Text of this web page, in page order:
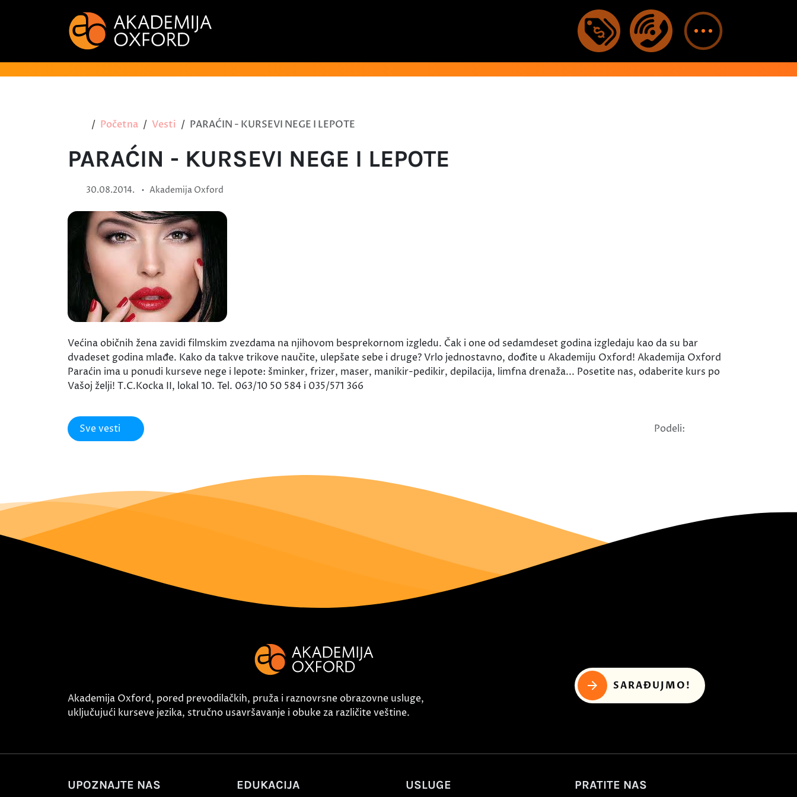
Početna Vesti PARAĆIN - KURSEVI NEGE I LEPOTE
PARAĆIN - KURSEVI NEGE I LEPOTE
30.08.2014. • Akademija Oxford
Većina običnih žena zavidi filmskim zvezdama na njihovom besprekornom izgledu. Čak i one od sedamdeset godina izgledaju kao da su bar
dvadeset godina mlađe. Kako da takve trikove naučite, ulepšate sebe i druge? Vrlo jednostavno, dođite u Akademiju Oxford! Akademija Oxford
Paraćin ima u ponudi kurseve nege i lepote: šminker, frizer, maser, manikir-pedikir, depilacija, limfna drenaža... Posetite nas, odaberite kurs po
Vašoj želji! T.C.Kocka II, lokal 10. Tel. 063/10 50 584 i 035/571 366
Sve vesti Podeli:
Akademija Oxford, pored prevodilačkih, pruža i raznovrsne obrazovne usluge,
uključujući kurseve jezika, stručno usavršavanje i obuke za različite veštine.
SARAĐUJMO!
UPOZNAJTE NAS EDUKACIJA USLUGE PRATITE NAS